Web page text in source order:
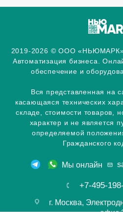
2019-2026 © ООО
Автоматизация бизнеса.
обеспечение и
Вся представленная на
касающаяся технических
складе, стоимости товаров,
характер и не является
определяемой
Гражданского
Мы онлайн
+7-495-
г. Москва,